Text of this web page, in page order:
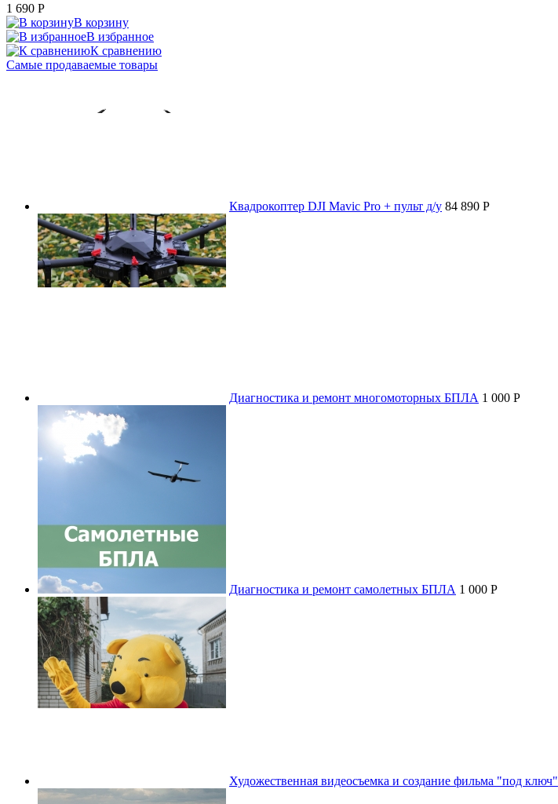
1 690 P
В корзину
В избранное
К сравнению
Самые продаваемые товары
Квадрокоптер DJI Mavic Pro + пульт д/у 84 890 P
Диагностика и ремонт многомоторных БПЛА 1 000 P
Диагностика и ремонт самолетных БПЛА 1 000 P
Художественная видеосъемка и создание фильма "под ключ"